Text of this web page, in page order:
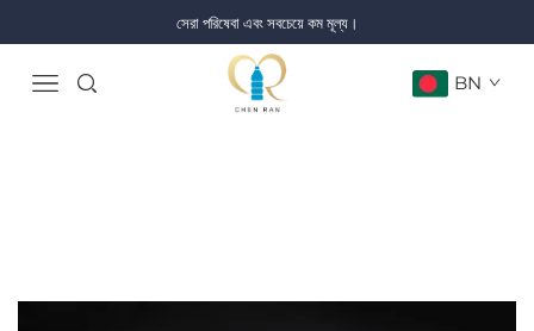
সেরা পরিষেবা এবং সবচেয়ে কম মূল্য।
BN